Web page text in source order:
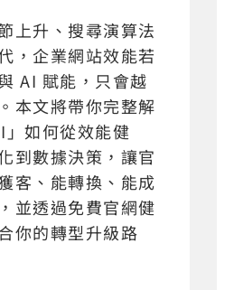
上升、搜尋演算法
，企業網站效能若
AI 賦能，只會越
本文將帶你完整解
如何從效能健
到數據決策，讓官
客、能轉換、能成
並透過免費官網健
你的轉型升級路